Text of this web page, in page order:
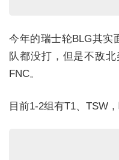
今年的瑞士轮BLG其实
队都没打，但是不敌
FNC。
目前1-2组有T1、TSW